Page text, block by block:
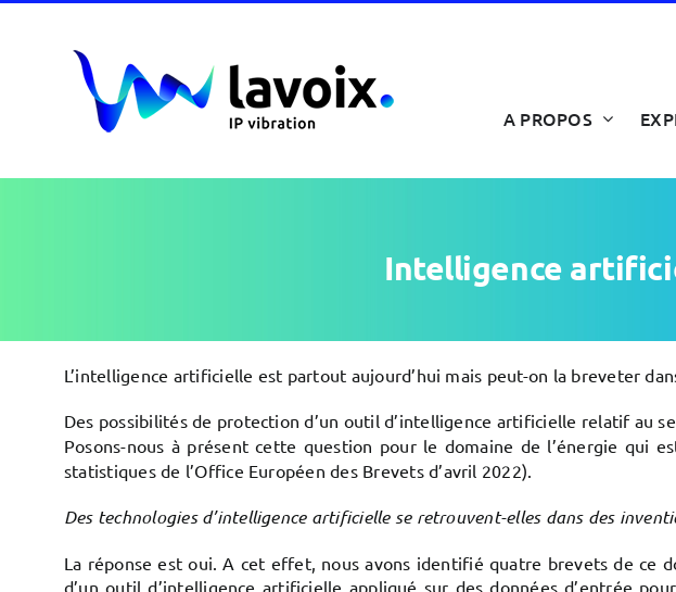
A PROPOS
Intelligence
L’intelligence artificielle est partout aujourd’hui mais peut-on la breveter
Des possibilités de protection d’un outil d’intelligence artificielle relatif au
Posons-nous à présent cette question pour le domaine de l’énergie qui
statistiques de l’Office Européen des Brevets d’avril 2022).
Des technologies d’intelligence artificielle se retrouvent-elles dans des
La réponse est oui. A cet effet, nous avons identifié quatre brevets de ce
d’un outil d’intelligence artificielle appliqué sur des données d’entrée